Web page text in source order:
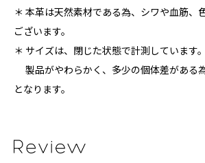
＊ 本革は天然素材である為、シワや血筋、
ございます。
＊ サイズは、閉じた状態で計測しています。
製品がやわらかく、多少の個体差がある
となります。